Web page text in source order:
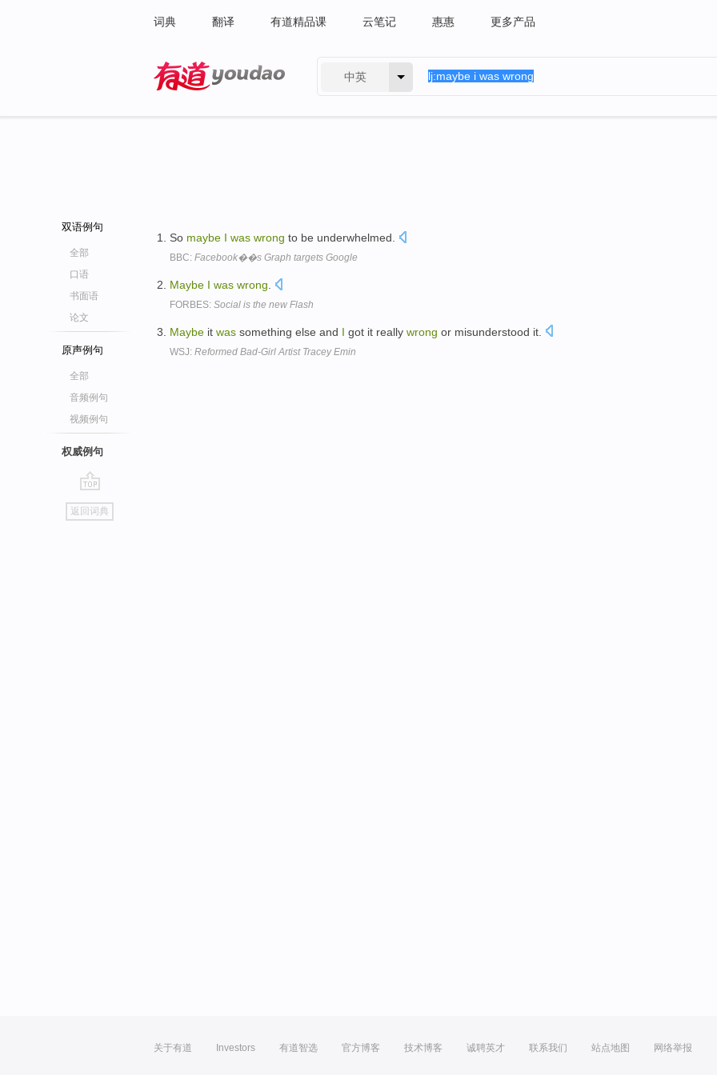
词典 翻译 有道精品课 云笔记 惠惠 更多产品
中英
双语例句
全部
口语
书面语
论文
原声例句
全部
音频例句
视频例句
权威例句
go
top
返回词典
So maybe I was wrong to be underwhelmed.
BBC: Facebook��s Graph targets Google
Maybe I was wrong
FORBES: Social is the new Flash
Maybe it was something else and I got it really wrong or misunderstood it.
WSJ: Reformed Bad-Girl Artist Tracey Emin
关于有道 Investors 有道智选 官方博客 技术博客 诚聘英才 联系我们 站点地图 网络举报